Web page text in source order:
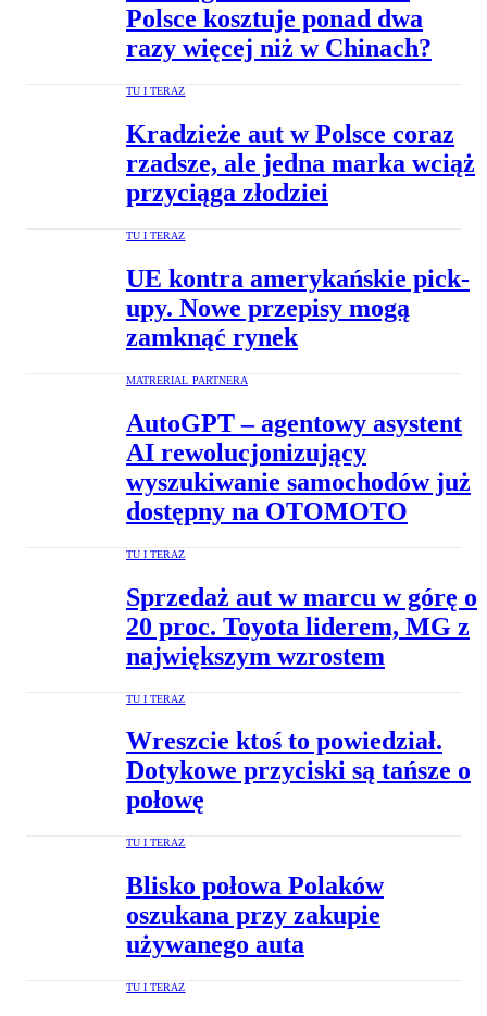
Polsce kosztuje ponad dwa
razy więcej niż w Chinach?
TU I TERAZ
Kradzieże aut w Polsce coraz
rzadsze, ale jedna marka wciąż
przyciąga złodziei
TU I TERAZ
UE kontra amerykańskie pick-
upy. Nowe przepisy mogą
zamknąć rynek
MATRERIAL PARTNERA
AutoGPT – agentowy asystent
AI rewolucjonizujący
wyszukiwanie samochodów już
dostępny na OTOMOTO
TU I TERAZ
Sprzedaż aut w marcu w górę o
20 proc. Toyota liderem, MG z
największym wzrostem
TU I TERAZ
Wreszcie ktoś to powiedział.
Dotykowe przyciski są tańsze o
połowę
TU I TERAZ
Blisko połowa Polaków
oszukana przy zakupie
używanego auta
TU I TERAZ